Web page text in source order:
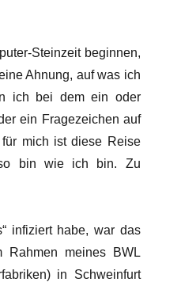
Steinzeit beginnen,
Ahnung, auf was ich
ich bei dem ein oder
ein Fragezeichen auf
mich ist diese Reise
bin wie ich bin. Zu
infiziert habe, war das
meines BWL
in Schweinfurt